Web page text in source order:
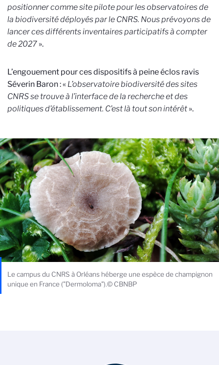
positionner comme site pilote pour les observatoires de
la biodiversité déployés par le CNRS. Nous prévoyons de
lancer ces différents inventaires participatifs à compter
de 2027 ».
L’engouement pour ces dispositifs à peine éclos ravis
Séverin Baron : « L’observatoire biodiversité des sites
CNRS se trouve à l’interface de la recherche et des
politiques d’établissement. C’est là tout son intérêt ».
Le campus du CNRS à Orléans héberge une espèce de champignon
unique en France ("Dermoloma").© CBNBP